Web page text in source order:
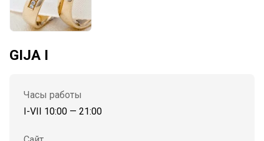
GIJA I
Часы работы
I-VII 10:00 — 21:00